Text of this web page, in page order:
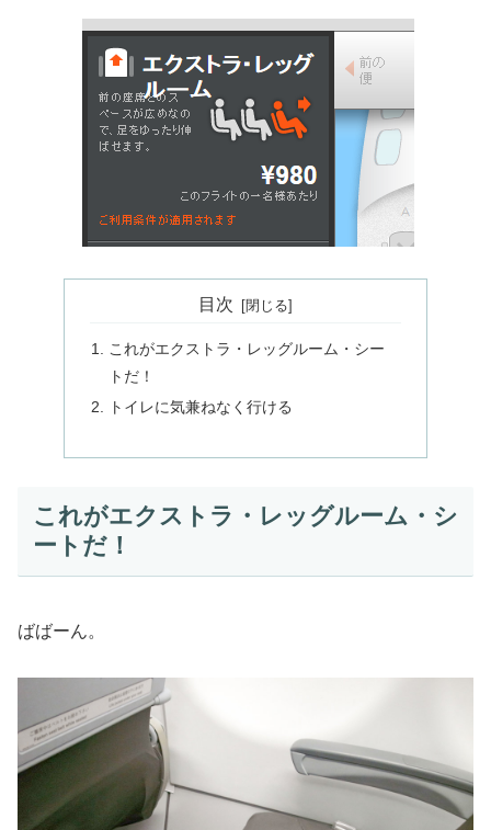
目次
これがエクストラ・レッグルーム・シー
トだ！
トイレに気兼ねなく行ける
これがエクストラ・レッグルーム・シ
ートだ！
ばばーん。